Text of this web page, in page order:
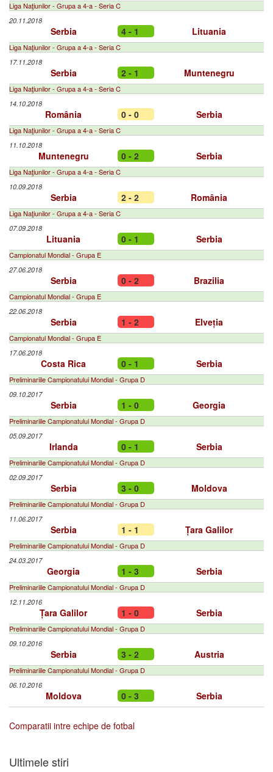
Liga Naţiunilor - Grupa a 4-a - Seria C
20.11.2018
Serbia 4 - 1 Lituania
Liga Naţiunilor - Grupa a 4-a - Seria C
17.11.2018
Serbia 2 - 1 Muntenegru
Liga Naţiunilor - Grupa a 4-a - Seria C
14.10.2018
România 0 - 0 Serbia
Liga Naţiunilor - Grupa a 4-a - Seria C
11.10.2018
Muntenegru 0 - 2 Serbia
Liga Naţiunilor - Grupa a 4-a - Seria C
10.09.2018
Serbia 2 - 2 România
Liga Naţiunilor - Grupa a 4-a - Seria C
07.09.2018
Lituania 0 - 1 Serbia
Campionatul Mondial - Grupa E
27.06.2018
Serbia 0 - 2 Brazilia
Campionatul Mondial - Grupa E
22.06.2018
Serbia 1 - 2 Elveția
Campionatul Mondial - Grupa E
17.06.2018
Costa Rica 0 - 1 Serbia
Preliminariile Campionatului Mondial - Grupa D
09.10.2017
Serbia 1 - 0 Georgia
Preliminariile Campionatului Mondial - Grupa D
05.09.2017
Irlanda 0 - 1 Serbia
Preliminariile Campionatului Mondial - Grupa D
02.09.2017
Serbia 3 - 0 Moldova
Preliminariile Campionatului Mondial - Grupa D
11.06.2017
Serbia 1 - 1 Țara Galilor
Preliminariile Campionatului Mondial - Grupa D
24.03.2017
Georgia 1 - 3 Serbia
Preliminariile Campionatului Mondial - Grupa D
12.11.2016
Țara Galilor 1 - 0 Serbia
Preliminariile Campionatului Mondial - Grupa D
09.10.2016
Serbia 3 - 2 Austria
Preliminariile Campionatului Mondial - Grupa D
06.10.2016
Moldova 0 - 3 Serbia
Comparatii intre echipe de fotbal
Ultimele stiri